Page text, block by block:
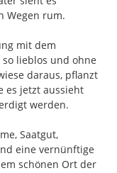
Wegen rum.
mit dem
lieblos und ohne
daraus, pflanzt
es jetzt aussieht
werden.
Saatgut,
eine vernünftige
schönen Ort der